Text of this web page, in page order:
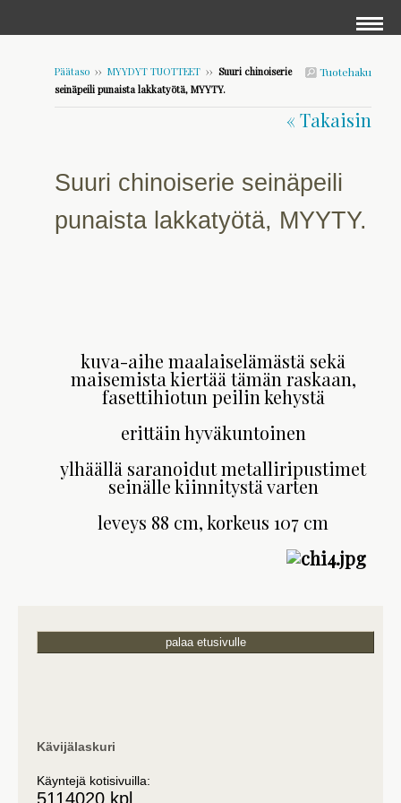
Tuotehaku
Päätaso ›› MYYDYT TUOTTEET ›› Suuri chinoiserie
seinäpeili punaista lakkatyötä, MYYTY.
« Takaisin
Suuri chinoiserie seinäpeili
punaista lakkatyötä, MYYTY.
kuva-aihe maalaiselämästä sekä
maisemista kiertää tämän raskaan,
fasettihiotun peilin kehystä
erittäin hyväkuntoinen
ylhäällä saranoidut metalliripustimet
seinälle kiinnitystä varten
leveys 88 cm, korkeus 107 cm
palaa etusivulle
Kävijälaskuri
Käyntejä kotisivuilla:
5114020 kpl